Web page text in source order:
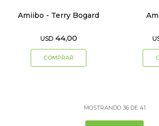
Amiibo - Terry Bogard
USD 44,00
MOSTRANDO 36DE 41